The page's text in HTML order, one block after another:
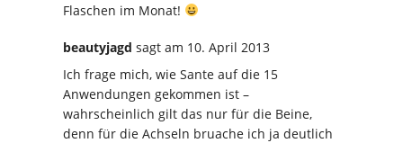
Flaschen im Monat!
beautyjagd sagt am 10. April 2013
Ich frage mich, wie Sante auf die 15
Anwendungen gekommen ist –
wahrscheinlich gilt das nur für die Beine,
denn für die Achseln bruache ich ja deutlich